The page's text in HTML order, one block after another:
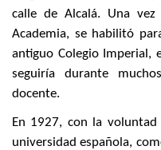
calle de Alcalá. Una vez
Academia, se habilitó
antiguo Colegio Imperial,
seguiría durante
docente.
En 1927, con la
universidad española,